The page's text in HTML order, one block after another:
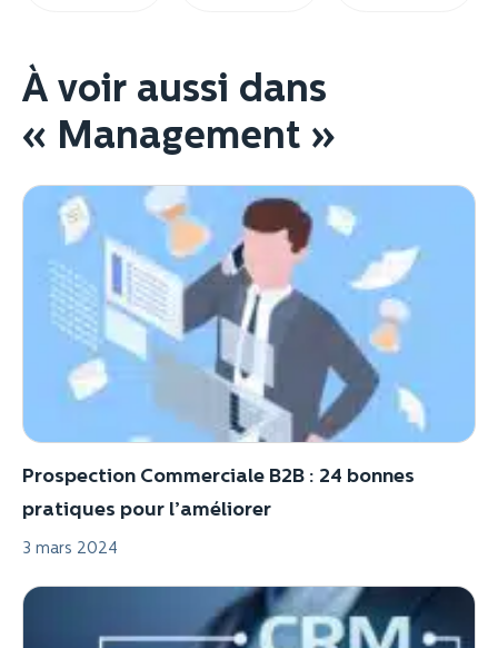
À voir aussi dans
« Management »
Prospection Commerciale B2B : 24 bonnes
pratiques pour l’améliorer
3 mars 2024